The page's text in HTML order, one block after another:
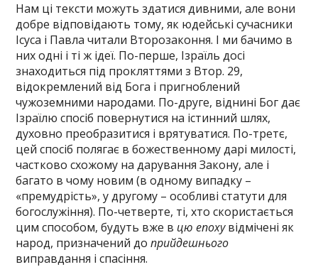
Нам ці тексти можуть здатися дивними, але вони
добре відповідають тому, як юдейські сучасники
Ісуса і Павла читали Второзаконня. І ми бачимо в
них одні і ті ж ідеї. По-перше, Ізраїль досі
знаходиться під прокляттями з Втор. 29,
відокремлений від Бога і пригноблений
чужоземними народами. По-друге, віднині Бог дає
Ізраїлю спосіб повернутися на істинний шлях,
духовно преобразитися і врятуватися. По-третє,
цей спосіб полягає в божественному дарі милості,
частково схожому на дарування Закону, але і
багато в чому новим (в одному випадку –
«премудрість», у другому – особливі статути для
богослужіння). По-четверте, ті, хто скористається
цим способом, будуть вже в цю епохувідмічені як
народ, призначений доприйдешнього
виправдання і спасіння.